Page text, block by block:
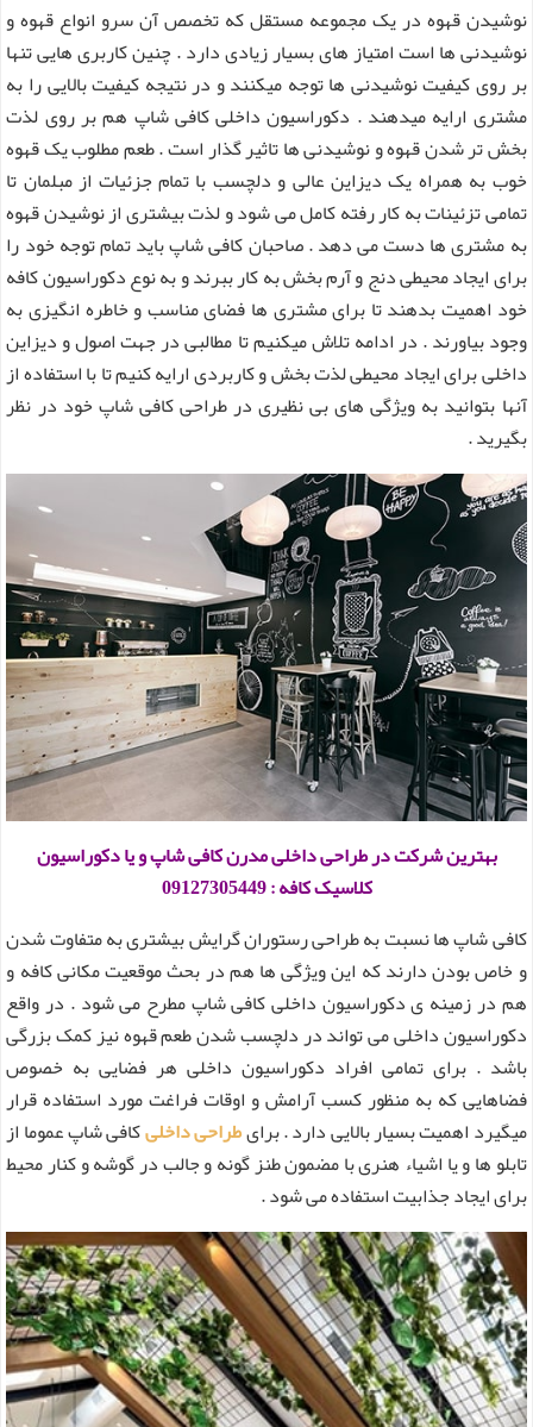
نوشیدن قهوه در یک مجموعه مستقل که تخصص آن سرو انواع قهوه و
نوشیدنی ها است امتیاز های بسیار زیادی دارد . چنین کاربری هایی تنها
بر روی کیفیت نوشیدنی ها توجه میکنند و در نتیجه کیفیت بالایی را به
مشتری ارایه میدهند . دکوراسیون داخلی کافی شاپ هم بر روی لذت
بخش تر شدن قهوه و نوشیدنی ها تاثیر گذار است . طعم مطلوب یک قهوه
خوب به همراه یک دیزاین عالی و دلچسب با تمام جزئیات از مبلمان تا
تمامی تزئینات به کار رفته کامل می شود و لذت بیشتری از نوشیدن قهوه
به مشتری ها دست می دهد . صاحبان کافی شاپ باید تمام توجه خود را
برای ایجاد محیطی دنج و آرم بخش به کار ببرند و به نوع دکوراسیون کافه
خود اهمیت بدهند تا برای مشتری ها فضای مناسب و خاطره انگیزی به
وجود بیاورند . در ادامه تلاش میکنیم تا مطالبی در جهت اصول و دیزاین
داخلی برای ایجاد محیطی لذت بخش و کاربردی ارایه کنیم تا با استفاده از
آنها بتوانید به ویژگی های بی نظیری در طراحی کافی شاپ خود در نظر
بگیرید .
بهترین شرکت در طراحی داخلی مدرن کافی شاپ و یا دکوراسیون
کلاسیک کافه : 09127305449
کافی شاپ ها نسبت به طراحی رستوران گرایش بیشتری به متفاوت شدن
و خاص بودن دارند که این ویژگی ها هم در بحث موقعیت مکانی کافه و
هم در زمینه ی دکوراسیون داخلی کافی شاپ مطرح می شود . در واقع
دکوراسیون داخلی می تواند در دلچسب شدن طعم قهوه نیز کمک بزرگی
باشد . برای تمامی افراد دکوراسیون داخلی هر فضایی به خصوص
فضاهایی که به منظور کسب آرامش و اوقات فراغت مورد استفاده قرار
میگیرد اهمیت بسیار بالایی دارد . برایطراحی داخلیکافی شاپ عموما از
تابلو ها و یا اشیاء هنری با مضمون طنز گونه و جالب در گوشه و کنار محیط
برای ایجاد جذابیت استفاده می شود .